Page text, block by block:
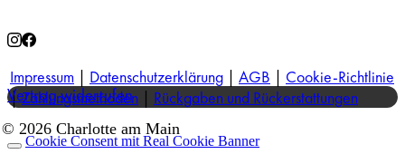
Impressum Datenschutzerklärung AGB
Cookie-Richtlinie
|Zahlungsmethoden Rückgaben und Rückerstattungen
Vertrag widerrufen
© 2026 Charlotte am Main
Cookie Consent mit Real Cookie Banner